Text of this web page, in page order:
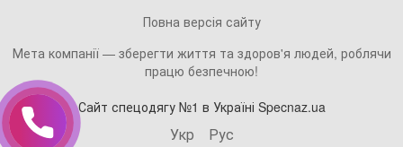
Повна версія сайту
Мета компанії — зберегти життя та здоров'я людей, роблячи
працю безпечною!
Сайт спецодягу №1 в Україні Specnaz.ua
Укр Рус